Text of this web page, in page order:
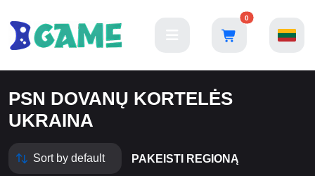
0
PSN DOVANŲ KORTELĖS
UKRAINA
PAKEISTI REGIONĄ